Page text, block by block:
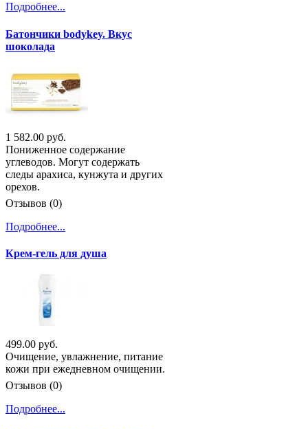
Подробнее...
Батончики bodykey. Вкус
шоколада
1 582.00 руб.
Пониженное содержание
углеводов. Могут содержать
следы арахиса, кунжута и других
орехов.
Отзывов (0)
Подробнее...
Крем-гель для душа
499.00 руб.
Очищение, увлажнение, питание
кожи при ежедневном очищении.
Отзывов (0)
Подробнее...